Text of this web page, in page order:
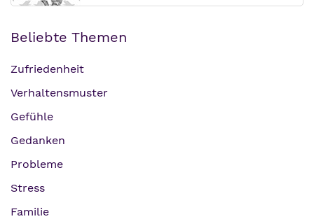
Beliebte Themen
Zufriedenheit
Verhaltensmuster
Gefühle
Gedanken
Probleme
Stress
Familie